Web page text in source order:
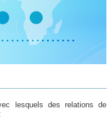
lesquels des relations de